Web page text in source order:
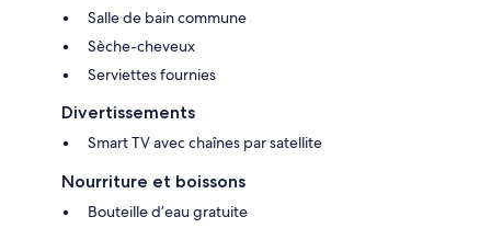
Salle de bain commune
Sèche-cheveux
Serviettes fournies
Divertissements
Smart TV avec chaînes par satellite
Nourriture et boissons
Bouteille d’eau gratuite